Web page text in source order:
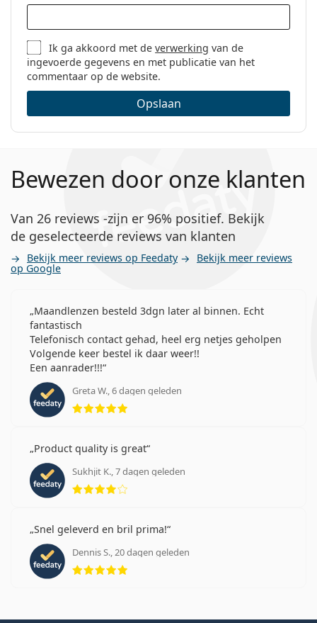
Ik ga akkoord met deverwerking van de
ingevoerde gegevens en met publicatie van het
commentaar op de website.
Opslaan
Bewezen door onze klanten
Van 26 reviews -zijn er 96% positief. Bekijk
de geselecteerde reviews van klanten
Bekijk meer reviews op Feedaty Bekijk meer reviews
op Google
Maandlenzen besteld 3dgn later al binnen. Echt
fantastisch
Telefonisch contact gehad, heel erg netjes geholpen
Volgende keer bestel ik daar weer!!
Een aanrader!!!
Greta W., 6 dagen geleden
Beoordeling 5 van 5
Product quality is great
Sukhjit K., 7 dagen geleden
Beoordeling 4 van 5
Snel geleverd en bril prima!
Dennis S., 20 dagen geleden
Beoordeling 5 van 5